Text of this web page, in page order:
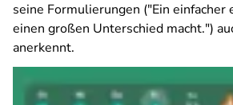
seine Formulierungen ("Ein
einen großen Unterschied macht.")
anerkennt.